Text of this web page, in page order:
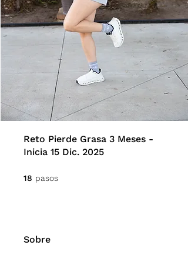
Reto Pierde Grasa 3 Meses -
Inicia 15 Dic. 2025
18 pasos
Sobre